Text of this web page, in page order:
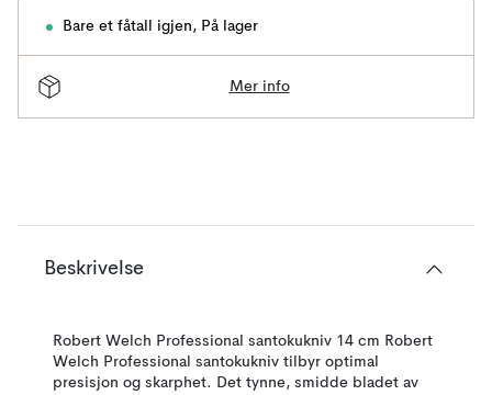
Bare et fåtall igjen, På lager
Mer info
Beskrivelse
Robert Welch Professional santokukniv 14 cm Robert
Welch Professional santokukniv tilbyr optimal
presisjon og skarphet. Det tynne, smidde bladet av